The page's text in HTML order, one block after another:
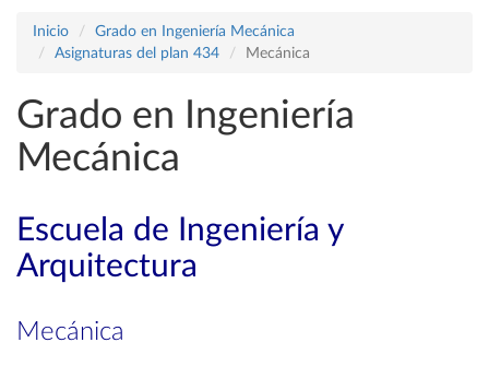
Inicio
Grado en Ingeniería Mecánica
Asignaturas del plan 434
Mecánica
Grado en Ingeniería
Mecánica
Escuela de Ingeniería y
Arquitectura
Mecánica